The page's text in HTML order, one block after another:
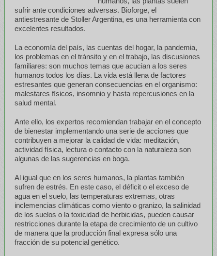
sufrir ante condiciones adversas. Bioforge, el
antiestresante de Stoller Argentina, es una herramienta con
excelentes resultados.
La economía del país, las cuentas del hogar, la pandemia,
los problemas en el tránsito y en el trabajo, las discusiones
familiares: son muchos temas que acucian a los seres
humanos todos los días. La vida está llena de factores
estresantes que generan consecuencias en el organismo:
malestares físicos, insomnio y hasta repercusiones en la
salud mental.
Ante ello, los expertos recomiendan trabajar en el concepto
de bienestar implementando una serie de acciones que
contribuyen a mejorar la calidad de vida: meditación,
actividad física, lectura o contacto con la naturaleza son
algunas de las sugerencias en boga.
Al igual que en los seres humanos, la plantas también
sufren de estrés. En este caso, el déficit o el exceso de
agua en el suelo, las temperaturas extremas, otras
inclemencias climáticas como viento o granizo, la salinidad
de los suelos o la toxicidad de herbicidas, pueden causar
restricciones durante la etapa de crecimiento de un cultivo
de manera que la producción final expresa sólo una
fracción de su potencial genético.